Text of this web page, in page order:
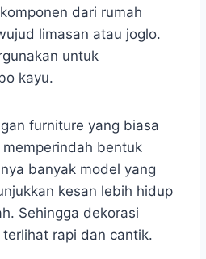
dari rumah
limasan atau joglo.
untuk
kayu.
furniture yang biasa
bentuk
banyak model yang
kesan lebih hidup
Sehingga dekorasi
rapi dan cantik.